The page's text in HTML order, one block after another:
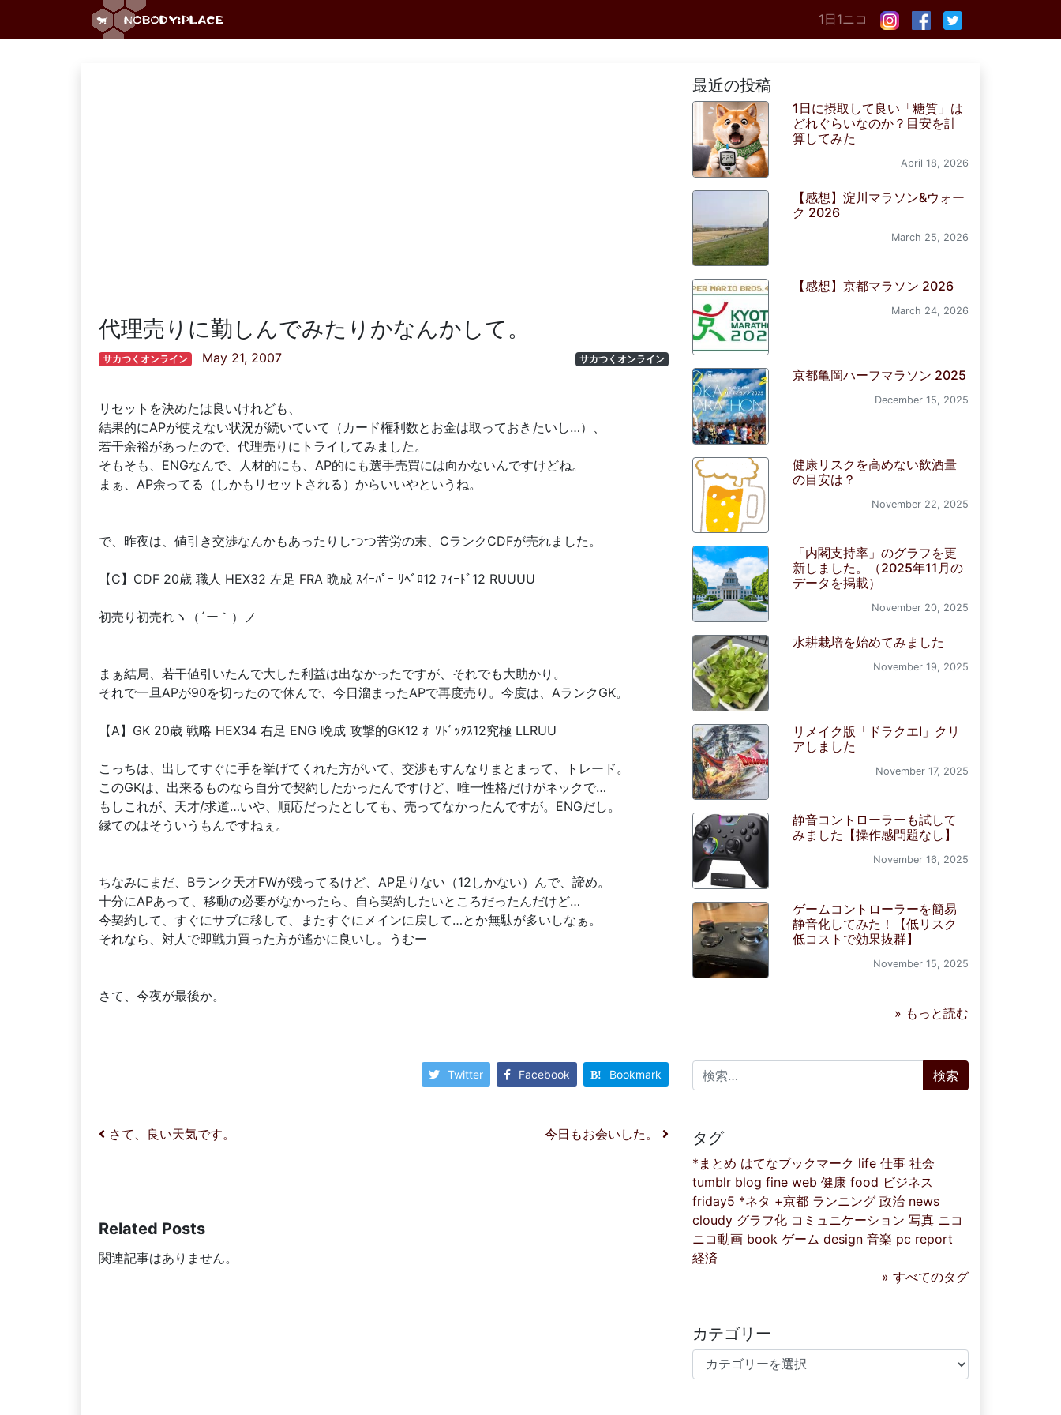
1日1ニコ
代理売りに勤しんでみたりかなんかして。
サカつくオンライン May 21, 2007 サカつくオンライン
リセットを決めたは良いけれども、
結果的にAPが使えない状況が続いていて（カード権利数とお金は取っておきたいし…）、
若干余裕があったので、代理売りにトライしてみました。
そもそも、ENGなんで、人材的にも、AP的にも選手売買には向かないんですけどね。
まぁ、AP余ってる（しかもリセットされる）からいいやというね。
で、昨夜は、値引き交渉なんかもあったりしつつ苦労の末、CランクCDFが売れました。
【C】CDF 20歳 職人 HEX32 左足 FRA 晩成 ｽｲｰﾊﾟｰ ﾘﾍﾞﾛ12 ﾌｨｰﾄﾞ12 RUUUU
初売り初売れヽ（´ー｀）ノ
まぁ結局、若干値引いたんで大した利益は出なかったですが、それでも大助かり。
それで一旦APが90を切ったので休んで、今日溜まったAPで再度売り。今度は、AランクGK。
【A】GK 20歳 戦略 HEX34 右足 ENG 晩成 攻撃的GK12 ｵｰｿﾄﾞｯｸｽ12究極 LLRUU
こっちは、出してすぐに手を挙げてくれた方がいて、交渉もすんなりまとまって、トレード。
このGKは、出来るものなら自分で契約したかったんですけど、唯一性格だけがネックで…
もしこれが、天才/求道…いや、順応だったとしても、売ってなかったんですが。ENGだし。
縁てのはそういうもんですねぇ。
ちなみにまだ、Bランク天才FWが残ってるけど、AP足りない（12しかない）んで、諦め。
十分にAPあって、移動の必要がなかったら、自ら契約したいところだったんだけど…
今契約して、すぐにサブに移して、またすぐにメインに戻して…とか無駄が多いしなぁ。
それなら、対人で即戦力買った方が遙かに良いし。うむー
さて、今夜が最後か。
Twitter Facebook Bookmark
投稿ナビゲーション
さて、良い天気です。 今日もお会いした。
Related Posts
関連記事はありません。
最近の投稿
1日に摂取して良い「糖質」は
どれぐらいなのか？目安を計
算してみた
April 18, 2026
【感想】淀川マラソン&ウォー
ク 2026
March 25, 2026
【感想】京都マラソン 2026
March 24, 2026
京都亀岡ハーフマラソン 2025
December 15, 2025
健康リスクを高めない飲酒量
の目安は？
November 22, 2025
「内閣支持率」のグラフを更
新しました。（2025年11月の
データを掲載）
November 20, 2025
水耕栽培を始めてみました
November 19, 2025
リメイク版「ドラクエI」クリ
アしました
November 17, 2025
静音コントローラーも試して
みました【操作感問題なし】
November 16, 2025
ゲームコントローラーを簡易
静音化してみた！【低リスク
低コストで効果抜群】
November 15, 2025
» もっと読む
検索:
タグ
*まとめ はてなブックマーク life 仕事 社会
tumblr blog fine web 健康 food ビジネス
friday5 *ネタ +京都 ランニング 政治 news
cloudy グラフ化 コミュニケーション 写真 ニコ
ニコ動画 book ゲーム design 音楽 pc report
経済
» すべてのタグ
カテゴリー
カテゴリー